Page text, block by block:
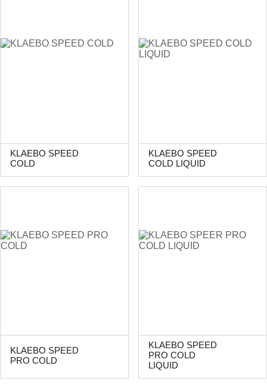
KLAEBO SPEED
COLD
KLAEBO SPEED
COLD LIQUID
KLAEBO SPEED
PRO COLD
KLAEBO SPEED
PRO COLD
LIQUID